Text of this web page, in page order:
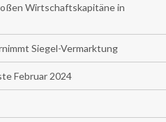
Wirtschaftskapitäne in
Siegel-Vermarktung
Februar 2024